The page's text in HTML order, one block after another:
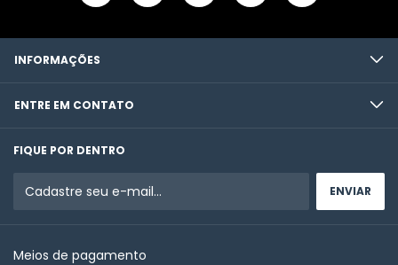
INFORMAÇÕES
ENTRE EM CONTATO
FIQUE POR DENTRO
Meios de pagamento